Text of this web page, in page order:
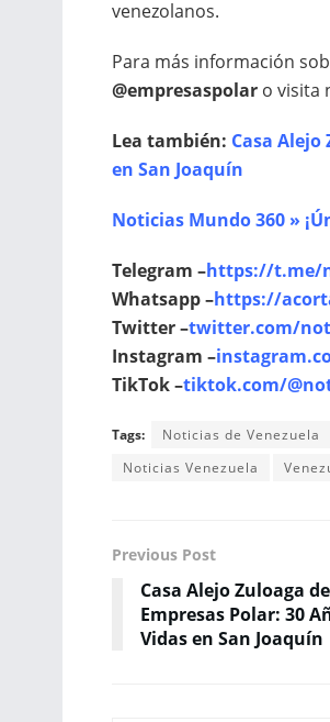
venezolanos.
Para más información
@empresaspolar o visita
Lea también: Casa
en San Joaquín
Noticias Mundo 360 »
Telegram –https://t.me/
Whatsapp –https://
Twitter –twitter.com/
Instagram –
TikTok –tiktok.com/
Tags: Noticias de Venezuela
Noticias Venezuela
Previous Post
Casa Alejo Zuloaga
Empresas Polar: 30
Vidas en San Joaquín